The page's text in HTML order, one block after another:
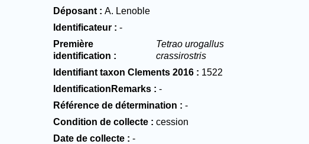
Déposant
A. Lenoble
Identificateur
-
Première
identification
Tetrao urogallus
crassirostris
Identifiant taxon Clements 2016
1522
IdentificationRemarks
-
Référence de détermination
-
Condition de collecte
cession
Date de collecte
-